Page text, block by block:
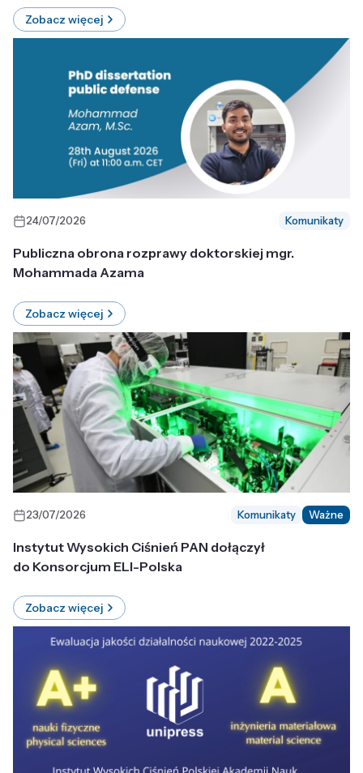
Zobacz więcej
24/07/2026 Komunikaty
Publiczna obrona rozprawy doktorskiej mgr.
Mohammada Azama
Zobacz więcej
23/07/2026 Komunikaty Ważne
Instytut Wysokich Ciśnień PAN dołączył
do Konsorcjum ELI-Polska
Zobacz więcej